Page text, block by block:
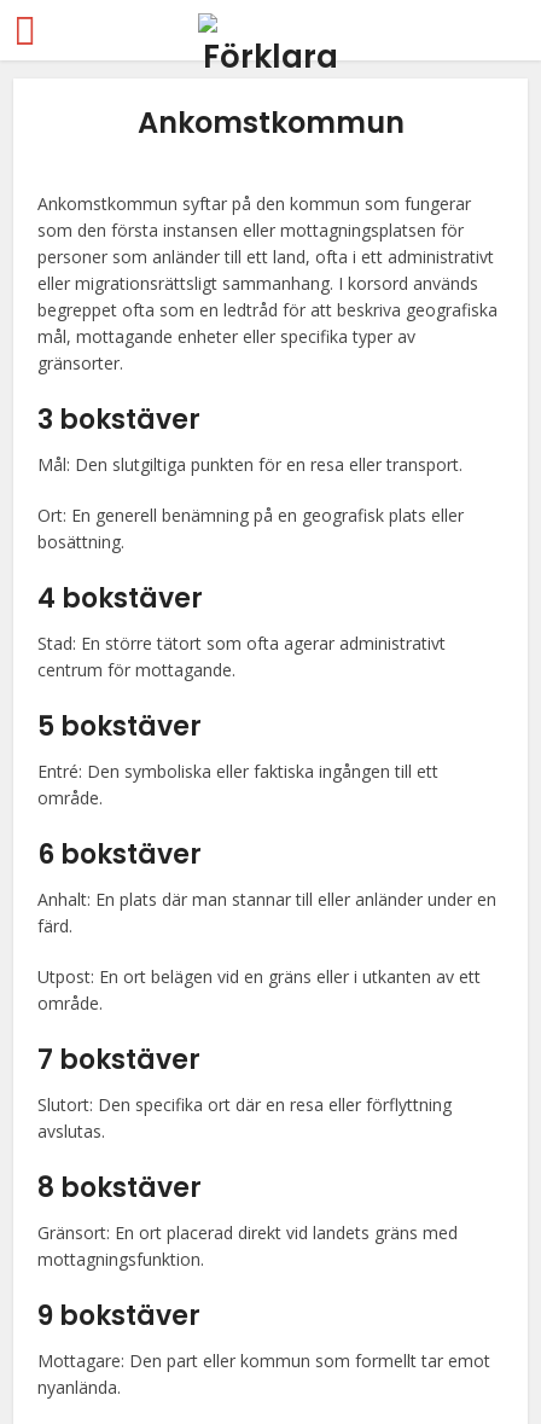
Ankomstkommun
Ankomstkommun syftar på den kommun som fungerar
som den första instansen eller mottagningsplatsen för
personer som anländer till ett land, ofta i ett administrativt
eller migrationsrättsligt sammanhang. I korsord används
begreppet ofta som en ledtråd för att beskriva geografiska
mål, mottagande enheter eller specifika typer av
gränsorter.
3 bokstäver
Mål: Den slutgiltiga punkten för en resa eller transport.
Ort: En generell benämning på en geografisk plats eller
bosättning.
4 bokstäver
Stad: En större tätort som ofta agerar administrativt
centrum för mottagande.
5 bokstäver
Entré: Den symboliska eller faktiska ingången till ett
område.
6 bokstäver
Anhalt: En plats där man stannar till eller anländer under en
färd.
Utpost: En ort belägen vid en gräns eller i utkanten av ett
område.
7 bokstäver
Slutort: Den specifika ort där en resa eller förflyttning
avslutas.
8 bokstäver
Gränsort: En ort placerad direkt vid landets gräns med
mottagningsfunktion.
9 bokstäver
Mottagare: Den part eller kommun som formellt tar emot
nyanlända.